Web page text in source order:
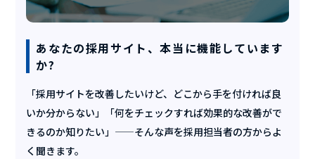
あなたの採用サイト、本当に機能しています
か?
「採用サイトを改善したいけど、どこから手を付ければ良
いか分からない」「何をチェックすれば効果的な改善がで
きるのか知りたい」——そんな声を採用担当者の方からよ
く聞きます。